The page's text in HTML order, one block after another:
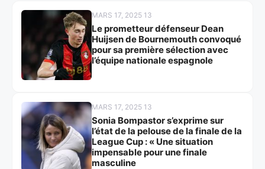
MARS 17, 2025 13
Le prometteur défenseur Dean
Huijsen de Bournemouth convoqué
pour sa première sélection avec
l’équipe nationale espagnole
MARS 17, 2025 13
Sonia Bompastor s’exprime sur
l’état de la pelouse de la finale de la
League Cup : « Une situation
impensable pour une finale
masculine